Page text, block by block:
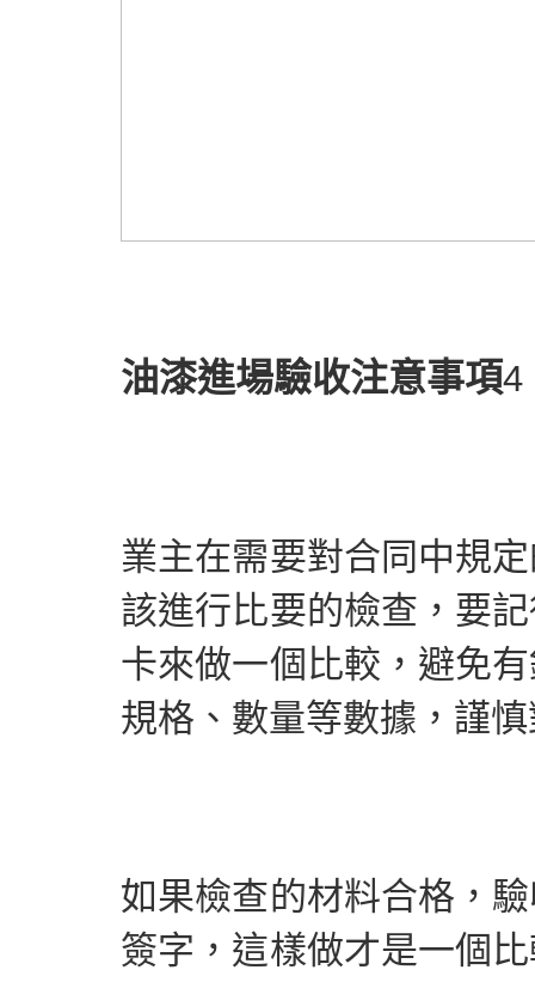
油漆進場驗收注意事項4
業主在需要對合同中規
該進行比要的檢查，要
卡來做一個比較，避免
規格、數量等數據，謹
如果檢查的材料合格，
簽字，這樣做才是一個